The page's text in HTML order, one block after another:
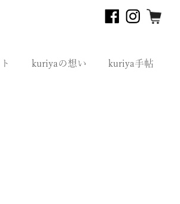
kuriyaの想い kuriya手帖